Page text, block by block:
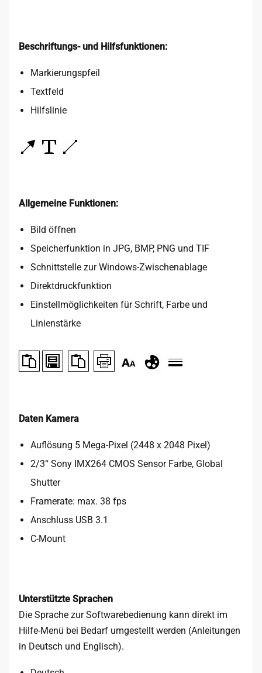
Beschriftungs- und Hilfsfunktionen:
Markierungspfeil
Textfeld
Hilfslinie
Allgemeine Funktionen:
Bild öffnen
Speicherfunktion in JPG, BMP, PNG und TIF
Schnittstelle zur Windows-Zwischenablage
Direktdruckfunktion
Einstellmöglichkeiten für Schrift, Farbe und
Linienstärke
Daten Kamera
Auflösung 5 Mega-Pixel (2448 x 2048 Pixel)
2/3“ Sony IMX264 CMOS Sensor Farbe, Global
Shutter
Framerate: max. 38 fps
Anschluss USB 3.1
C-Mount
Unterstützte Sprachen
Die Sprache zur Softwarebedienung kann direkt im
Hilfe-Menü bei Bedarf umgestellt werden (Anleitungen
in Deutsch und Englisch).